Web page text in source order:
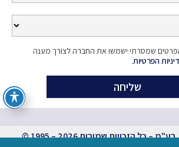
שמסרתי ישמשו את החברה לצורך מענה
הפרטיות.
– כל הזכויות שמורות 2026 – 1995 ©